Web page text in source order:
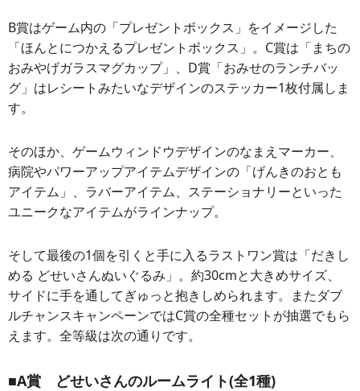
B賞はゲーム内の「プレゼントボックス」をイメージした
「ほんとにつかえるプレゼントボックス」。C賞は「まちの
おみやげガラスマグカップ」、D賞「おみせのランチバッ
グ」はレシートみたいなデザインのステッカー1枚付属しま
す。
そのほか、ゲームウィンドウデザインのなまえマーカー、
病院やパワーアップアイテムデザインの「げんきのおとも
アイテム」、ラバーアイテム、ステーショナリーといった
ユニークなアイテムがラインナップ。
そして最後の1個を引くと手に入るラストワン賞は「だきし
める どせいさんぬいぐるみ」。約30cmと大きめサイズ、
サイドに手を通してぎゅっと抱きしめられます。またダブ
ルチャンスキャンペーンではC賞の全種セットが抽選でもら
えます。全等級は次の通りです。
■A賞 どせいさんのルームライト(全1種)